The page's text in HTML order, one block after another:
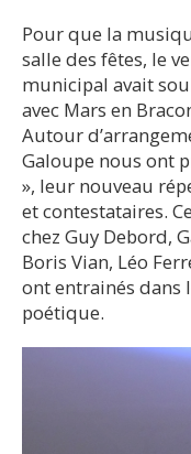
Pour que la
salle des fêtes, le
municipal avait
avec Mars en
Autour
Galoupe nous ont
», leur nouveau
et contestataires.
chez Guy Debord,
Boris Vian, Léo
ont entrainés
poétique.